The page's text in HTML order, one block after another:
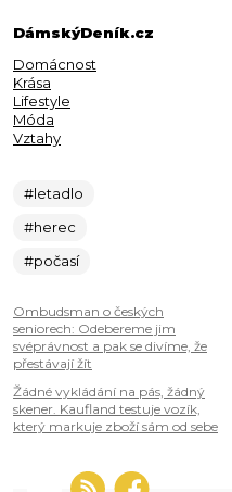
DámskýDeník.cz
Domácnost
Krása
Lifestyle
Móda
Vztahy
#letadlo
#herec
#počasí
Ombudsman o českých
seniorech: Odebereme jim
svéprávnost a pak se divíme, že
přestávají žít
Žádné vykládání na pás, žádný
skener. Kaufland testuje vozík,
který markuje zboží sám od sebe